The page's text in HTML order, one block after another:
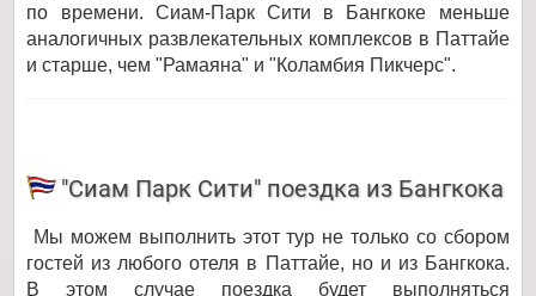
по времени. Сиам-Парк Сити в Бангкоке меньше
аналогичных развлекательных комплексов в Паттайе
и старше, чем "Рамаяна" и "Коламбия Пикчерс".
"Сиам Парк Сити" поездка из Бангкока
Мы можем выполнить этот тур не только со сбором
гостей из любого отеля в Паттайе, но и из Бангкока.
В этом случае поездка будет выполняться